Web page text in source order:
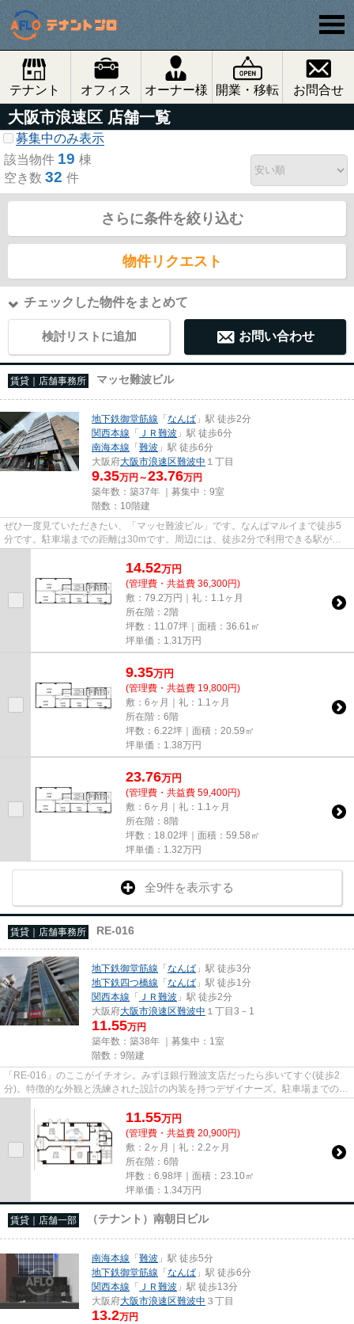
テナント オフィス オーナー様 開業・移転 お問合せ
大阪市浪速区 店舗一覧
募集中のみ表示
該当物件 19 棟
空き数 32 件
さらに条件を絞り込む
物件リクエスト
チェックした物件をまとめて
検討リストに追加 お問い合わせ
賃貸｜店舗事務所 マッセ難波ビル
地下鉄御堂筋線 「なんば 」駅 徒歩2分
関西本線 「 ＪＲ難波 」駅 徒歩6分
南海本線 「難波 」駅 徒歩6分
大阪府大阪市浪速区難波中 １丁目
9.35万円～23.76万円
築年数：築37年 ｜募集中： 9室
階数：10階建
ぜひ一度見ていただきたい、「マッセ難波ビル」です。なんばマルイまで徒歩5
分です。駐車場までの距離は30mです。周辺には、徒歩2分で利用できる駅があ
ります。10階建てで、街並みに溶...
14.52万円
(管理費・共益費 36,300円)
敷：79.2万円｜礼：1.1ヶ月
所在階：2階
坪数：11.07坪｜面積：36.61㎡
坪単価： 1.31 万円
9.35万円
(管理費・共益費 19,800円)
敷：6ヶ月｜礼：1.1ヶ月
所在階：6階
坪数：6.22坪｜面積：20.59㎡
坪単価： 1.38万円
23.76万円
(管理費・共益費 59,400円)
敷：6ヶ月｜礼：1.1ヶ月
所在階：8階
坪数：18.02坪｜面積：59.58㎡
坪単価： 1.32万円
全9件を表示する
賃貸｜店舗事務所 RE-016
地下鉄御堂筋線 「なんば 」駅 徒歩3分
地下鉄四つ橋線 「なんば 」駅 徒歩1分
関西本線 「 ＪＲ難波 」駅 徒歩2分
大阪府大阪市浪速区難波中 １丁目3－1
11.55万円
築年数：築38年 ｜募集中： 1室
階数：9階建
「RE-016」のここがイチオシ。みずほ銀行難波支店だったら歩いてすぐ(徒歩2
分)。特徴的な外観と洗練された設計の内装を持つデザイナーズ。駐車場までの距
離は200mです。クレジットカー...
11.55万円
(管理費・共益費 20,900円)
敷：2ヶ月｜礼：2.2ヶ月
所在階：6階
坪数：6.98坪｜面積：23.10㎡
坪単価： 1.34万円
賃貸｜店舗一部 （テナント）南朝日ビル
南海本線 「難波 」駅 徒歩5分
地下鉄御堂筋線 「なんば 」駅 徒歩6分
関西本線 「 ＪＲ難波 」駅 徒歩13分
大阪府大阪市浪速区難波中 ３丁目
13.2万円